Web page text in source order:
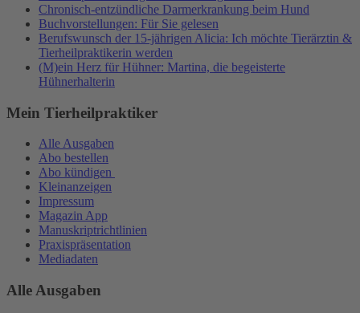
Chronisch-entzündliche Darmerkrankung beim Hund
Buchvorstellungen: Für Sie gelesen
Berufswunsch der 15-jährigen Alicia: Ich möchte Tierärztin &
Tierheilpraktikerin werden
(M)ein Herz für Hühner: Martina, die begeisterte
Hühnerhalterin
Mein Tierheilpraktiker
Alle Ausgaben
Abo bestellen
Abo kündigen
Kleinanzeigen
Impressum
Magazin App
Manuskriptrichtlinien
Praxispräsentation
Mediadaten
Alle Ausgaben